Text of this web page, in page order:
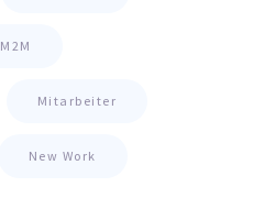
M2M
Mitarbeiter
New Work